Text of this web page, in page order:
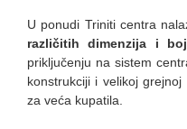
U ponudi Triniti centra
različitih dimenzija i
priključenju na sistem
konstrukciji i velikoj
za veća kupatila.